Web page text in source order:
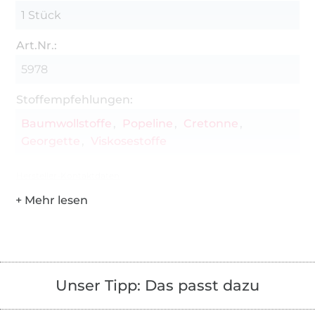
1 Stück
Art.Nr.:
5978
Stoffempfehlungen:
Baumwollstoffe
Popeline
Cretonne
Unser Tipp: Das passt dazu